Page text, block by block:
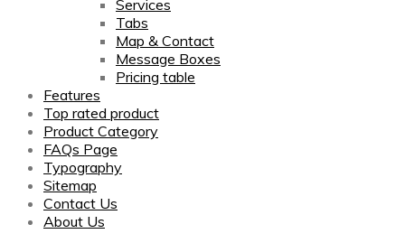
Services
Tabs
Map & Contact
Message Boxes
Pricing table
Features
Top rated product
Product Category
FAQs Page
Typography
Sitemap
Contact Us
About Us